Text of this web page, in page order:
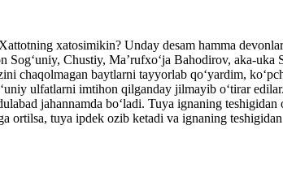
xatosimikin? Unday desam hamma
Chustiy, Ma’rufxo‘ja Bahodirov, aka-uka
chaqolmagan baytlarni tayyorlab qo‘yardim,
ulfatlarni imtihon qilganday jilmayib o‘tirar
jahannamda bo‘ladi. Tuya ignaning teshigidan
ortilsa, tuya ipdek ozib ketadi va ignaning